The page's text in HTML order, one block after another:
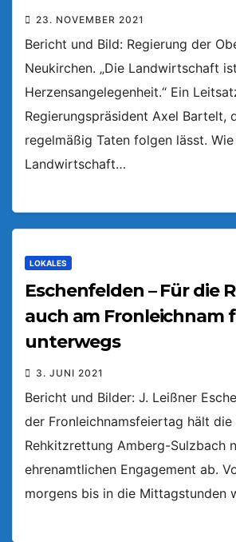
23. NOVEMBER 2021
Bericht und Bild: Regierung der
Neukirchen. „Die Landwirtschaft
Herzensangelegenheit.“ Ein
Regierungspräsident Axel Bartelt,
regelmäßig Taten folgen lässt.
Landwirtschaft…
LOKALES
Eschenfelden – Für die
auch am Fronleichnam
unterwegs
3. JUNI 2021
Bericht und Bilder: J. Leißner
der Fronleichnamsfeiertag hält
Rehkitzrettung Amberg-Sulzbach
ehrenamtlichen Engagement ab.
morgens bis in die Mittagstunden